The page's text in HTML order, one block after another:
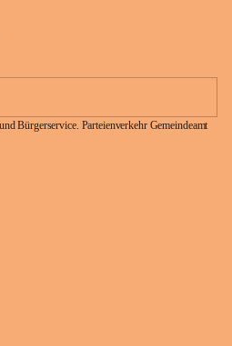
Bürgerservice. Parteienverkehr Gemeindeamt